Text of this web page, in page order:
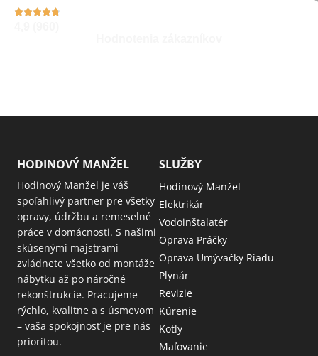
HODINOVÝ MANŽEL
Hodinový Manžel je váš
spoľahlivý partner pre všetky
opravy, údržbu a remeselné
práce v domácnosti. S našimi
skúsenými majstrami
zvládnete všetko od montáže
nábytku až po náročné
rekonštrukcie. Pracujeme
rýchlo, kvalitne a s úsmevom
– vaša spokojnosť je pre nás
prioritou.
SLUŽBY
Hodinový Manžel
Elektrikár
Vodoinštalatér
Oprava Práčky
Oprava Umývačky Riadu
Plynár
Revizie
Kúrenie
Kotly
Maľovanie